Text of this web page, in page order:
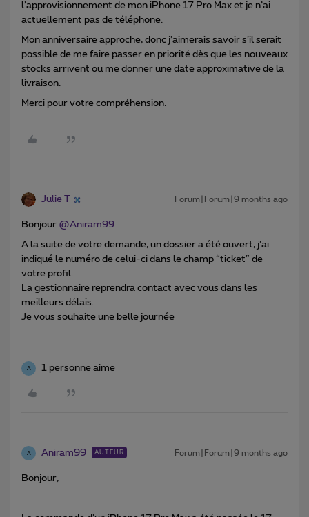
l’approvisionnement de mon iPhone 17 Pro Max et je n’ai
actuellement pas de téléphone.
Mon anniversaire approche, donc j’aimerais savoir s’il serait
possible de me faire passer en priorité dès que les nouveaux
stocks arrivent ou me donner une date approximative de la
livraison.
Merci pour votre compréhension.
Julie T Forum|Forum|9 months ago
Bonjour ​ @Aniram99
A la suite de votre demande, un dossier a été ouvert, j’ai
indiqué le numéro de celui-ci dans le champ “ticket” de
votre profil.
La gestionnaire reprendra contact avec vous dans les
meilleurs délais.
Je vous souhaite une belle journée
A 1 personne aime
A Aniram99 AUTEUR Forum|Forum|9 months ago
Bonjour,